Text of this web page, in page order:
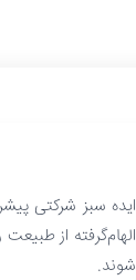
ایده سبز شرکتی
الهام‌گرفته از
شوند.